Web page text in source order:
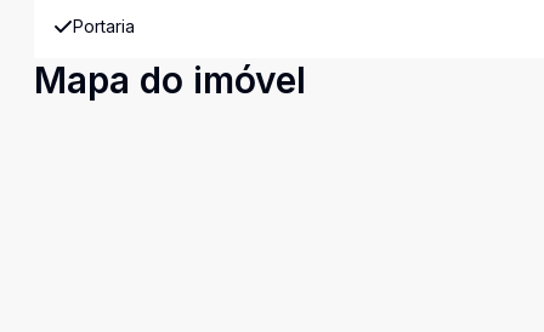
Portaria
Mapa do imóvel